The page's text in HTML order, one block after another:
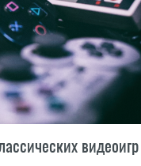
видеоигр